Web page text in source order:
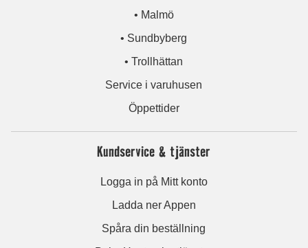
• Malmö
• Sundbyberg
• Trollhättan
Service i varuhusen
Öppettider
Kundservice & tjänster
Logga in på Mitt konto
Ladda ner Appen
Spåra din beställning